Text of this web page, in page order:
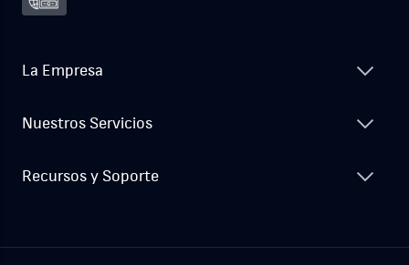
La Empresa
Nuestros Servicios
Recursos y Soporte